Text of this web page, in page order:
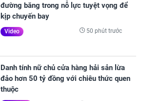
đường băng trong nỗ lực tuyệt vọng để
kịp chuyến bay
Video 50 phút trước
Danh tính nữ chủ cửa hàng hải sản lừa
đảo hơn 50 tỷ đồng với chiêu thức quen
thuộc